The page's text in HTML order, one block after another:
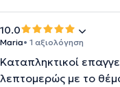
10.0
Maria• 1 αξιολόγηση
Καταπληκτικοί
λεπτομερώς με το